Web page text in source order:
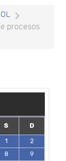
procesos
S
D
1
2
8
9